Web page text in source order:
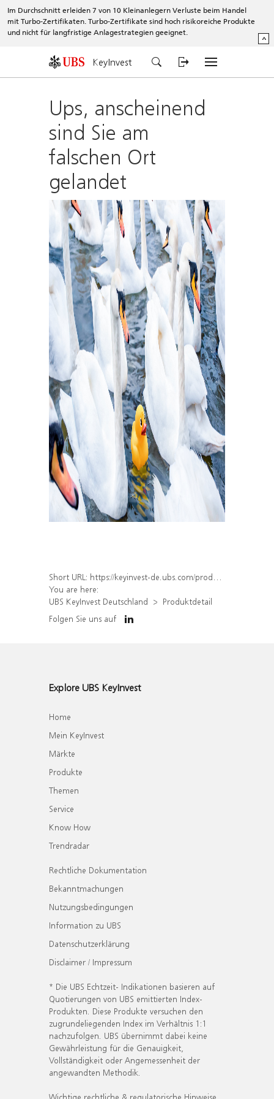
Im Durchschnitt erleiden 7 von 10 Kleinanlegern Verluste beim Handel
mit Turbo-Zertifikaten. Turbo-Zertifikate sind hoch risikoreiche Produkte
und nicht für langfristige Anlagestrategien geeignet.
^
KeyInvest
Ups, anscheinend
sind Sie am
falschen Ort
gelandet
Short URL: https://keyinvest-de.ubs.com/produkt/detail/index/isin/DE000WA5QG32
You are here:
UBS KeyInvest Deutschland
Produktdetail
Folgen Sie uns auf
Explore UBS KeyInvest
Home
Mein KeyInvest
Märkte
Produkte
Themen
Service
Know How
Trendradar
Rechtliche Dokumentation
Bekanntmachungen
Nutzungsbedingungen
Information zu UBS
Datenschutzerklärung
Disclaimer / Impressum
* Die UBS Echtzeit- Indikationen basieren auf
Quotierungen von UBS emittierten Index-
Produkten. Diese Produkte versuchen den
zugrundeliegenden Index im Verhältnis 1:1
nachzufolgen. UBS übernimmt dabei keine
Gewährleistung für die Genauigkeit,
Vollständigkeit oder Angemessenheit der
angewandten Methodik.